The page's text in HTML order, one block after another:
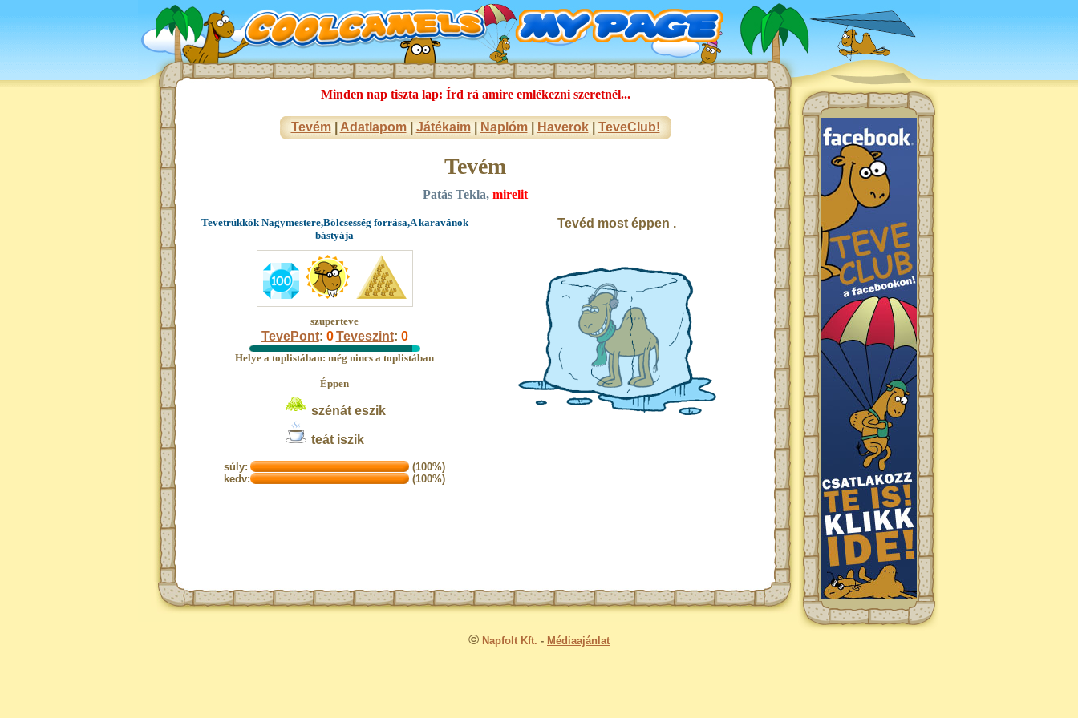
Minden nap tiszta lap: Írd rá amire emlékezni szeretnél...
Tevém| Adatlapom| Játékaim| Naplóm| Haverok| TeveClub!
Tevém
Patás Tekla, mirelit
Tevetrükkök Nagymestere,Bölcsesség forrása,A karavánok
bástyája
szuperteve
TevePont: 0 Teveszint: 0
Helye a toplistában: még nincs a toplistában
Éppen
szénát eszik
teát iszik
súly:
(100%)
kedv:
(100%)
Tevéd most éppen .
© Napfolt Kft. - Médiaajánlat